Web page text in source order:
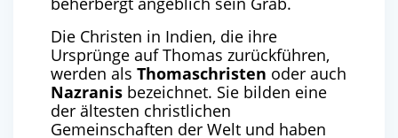
Die Christen in Indien, die ihre
Ursprünge auf Thomas zurückführen,
werden als Thomaschristen oder auch
Nazranis bezeichnet. Sie bilden eine
der ältesten christlichen
Gemeinschaften der Welt und haben